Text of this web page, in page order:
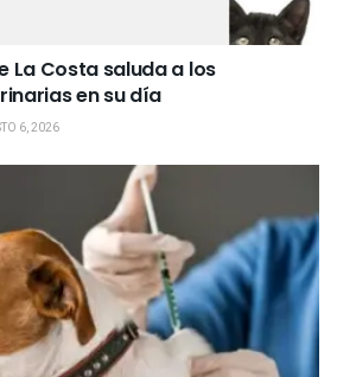
La Costa saluda a los
en su día
6, 2026